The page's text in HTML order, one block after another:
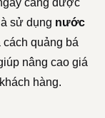
càng được
sử dụng nước
quảng bá
nâng cao giá
hàng.